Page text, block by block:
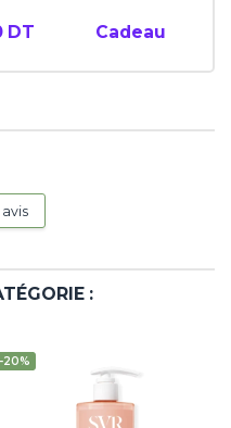
DT Cadeau
:
-20%